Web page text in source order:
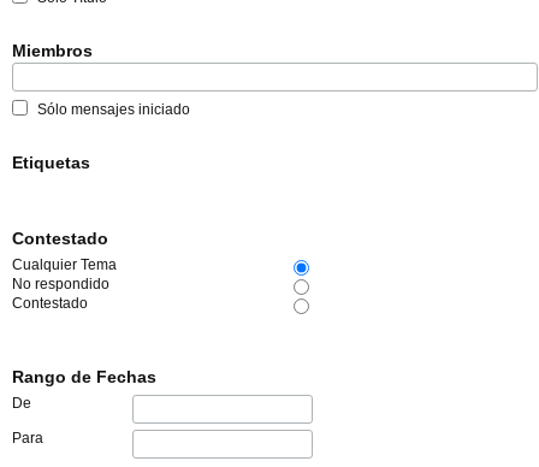
Miembros
Sólo mensajes iniciado
Etiquetas
Contestado
Cualquier Tema
No respondido
Contestado
Rango de Fechas
De
Para